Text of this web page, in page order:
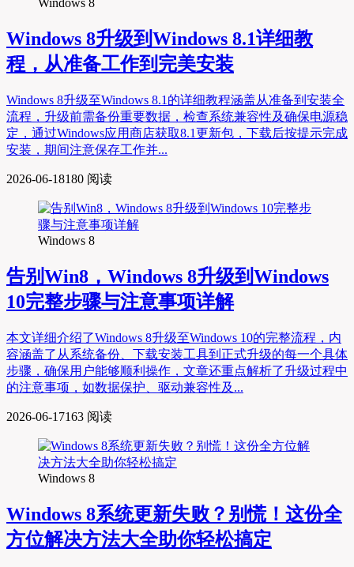
Windows 8
Windows 8升级到Windows 8.1详细教
程，从准备工作到完美安装
Windows 8升级至Windows 8.1的详细教程涵盖从准备到安装全
流程，升级前需备份重要数据，检查系统兼容性及确保电源稳
定，通过Windows应用商店获取8.1更新包，下载后按提示完成
安装，期间注意保存工作并...
2026-06-18180 阅读
Windows 8
告别Win8，Windows 8升级到Windows
10完整步骤与注意事项详解
本文详细介绍了Windows 8升级至Windows 10的完整流程，内
容涵盖了从系统备份、下载安装工具到正式升级的每一个具体
步骤，确保用户能够顺利操作，文章还重点解析了升级过程中
的注意事项，如数据保护、驱动兼容性及...
2026-06-17163 阅读
Windows 8
Windows 8系统更新失败？别慌！这份全
方位解决方法大全助你轻松搞定